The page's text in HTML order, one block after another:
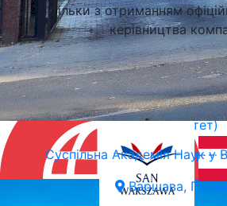
Вроцлавська Політехніка
Університет)
Вроцлав,
Суспільна Академія Наук у
Варшава,
тільки з отриманням
керівництва